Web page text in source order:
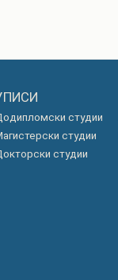
студии
студии
студии